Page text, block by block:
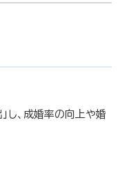
し、成婚率の向上や婚